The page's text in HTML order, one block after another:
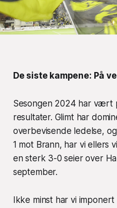
De siste kampene: På
Sesongen 2024 har vært
resultater. Glimt har
overbevisende ledelse,
1 mot Brann, har vi ellers
en sterk 3-0 seier over
september.
Ikke minst har vi